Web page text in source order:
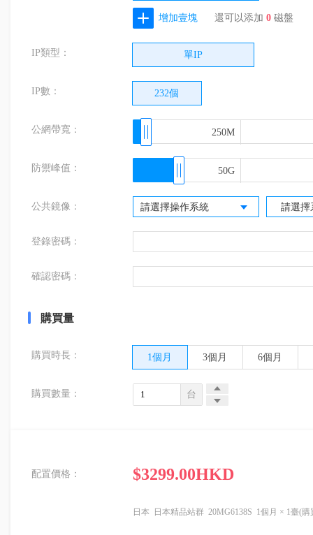
增加壹塊 還可以添加 0 磁盤
IP類型： 單IP
IP數： 232個
公網帶寬： 250M
250M
防禦峰值： 50G
50G
公共鏡像： 請選擇操作系統 請選擇
登錄密碼：
確認密碼：
購買量
購買時長： 1個月 3個月 6個月
購買數量： 台
配置價格： $3299.00HKD
日本 日本精品站群 20MG6138S 1個月 × 1臺(購